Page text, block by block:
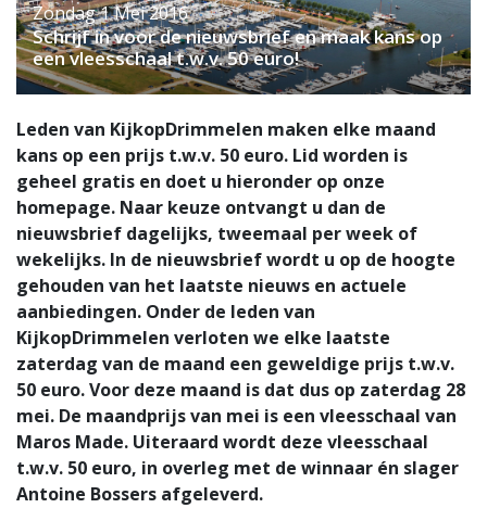
Zondag 1 Mei 2016
Schrijf in voor de nieuwsbrief en maak kans op
een vleesschaal t.w.v. 50 euro!
Leden van KijkopDrimmelen maken elke maand
kans op een prijs t.w.v. 50 euro. Lid worden is
geheel gratis en doet u hieronder op onze
homepage. Naar keuze ontvangt u dan de
nieuwsbrief dagelijks, tweemaal per week of
wekelijks. In de nieuwsbrief wordt u op de hoogte
gehouden van het laatste nieuws en actuele
aanbiedingen. Onder de leden van
KijkopDrimmelen verloten we elke laatste
zaterdag van de maand een geweldige prijs t.w.v.
50 euro. Voor deze maand is dat dus op zaterdag 28
mei. De maandprijs van mei is een vleesschaal van
Maros Made. Uiteraard wordt deze vleesschaal
t.w.v. 50 euro, in overleg met de winnaar én slager
Antoine Bossers afgeleverd.